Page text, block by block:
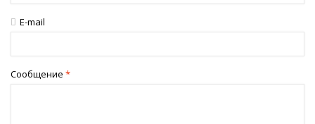
E-mail
Сообщение *